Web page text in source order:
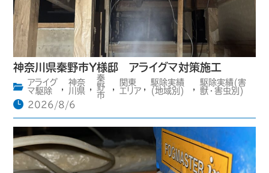
神奈川県秦野市Y様邸 アライグマ対策施工
アライグ
マ駆除
,
神奈
川県 ,
秦
野
市
,
関東
エリア ,
駆除実績
(地域別)
,
駆除実績(害
獣・害虫別)
2026/8/6